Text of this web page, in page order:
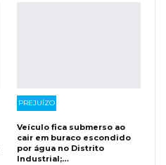
PREJUÍZO
Veículo fica submerso ao
cair em buraco escondido
por água no Distrito
Industrial;…